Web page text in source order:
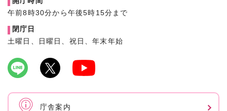
午前8時30分から午後5時15分まで
閉庁日
土曜日、日曜日、祝日、年末年始
庁舎案内